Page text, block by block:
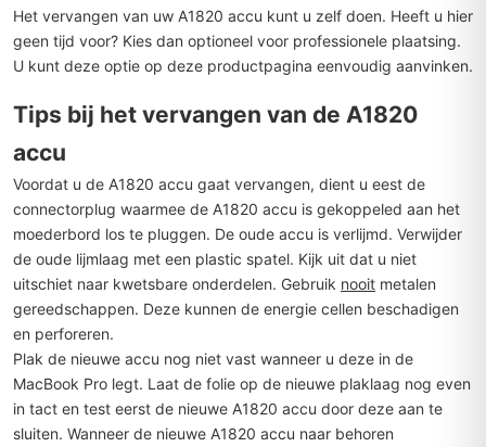
Het vervangen van uw A1820 accu kunt u zelf doen. Heeft u hier
geen tijd voor? Kies dan optioneel voor professionele plaatsing.
U kunt deze optie op deze productpagina eenvoudig aanvinken.
Tips bij het vervangen van de A1820
accu
Voordat u de A1820 accu gaat vervangen, dient u eest de
connectorplug waarmee de A1820 accu is gekoppeled aan het
moederbord los te pluggen. De oude accu is verlijmd. Verwijder
de oude lijmlaag met een plastic spatel. Kijk uit dat u niet
uitschiet naar kwetsbare onderdelen. Gebruik nooit metalen
gereedschappen. Deze kunnen de energie cellen beschadigen
en perforeren.
Plak de nieuwe accu nog niet vast wanneer u deze in de
MacBook Pro legt. Laat de folie op de nieuwe plaklaag nog even
in tact en test eerst de nieuwe A1820 accu door deze aan te
sluiten. Wanneer de nieuwe A1820 accu naar behoren